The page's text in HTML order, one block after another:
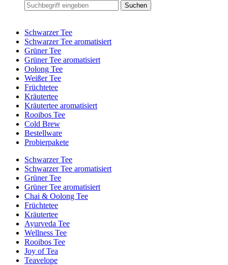
Suchen
Schwarzer Tee
Schwarzer Tee aromatisiert
Grüner Tee
Grüner Tee aromatisiert
Oolong Tee
Weißer Tee
Früchtetee
Kräutertee
Kräutertee aromatisiert
Rooibos Tee
Cold Brew
Bestellware
Probierpakete
Schwarzer Tee
Schwarzer Tee aromatisiert
Grüner Tee
Grüner Tee aromatisiert
Chai & Oolong Tee
Früchtetee
Kräutertee
Ayurveda Tee
Wellness Tee
Rooibos Tee
Joy of Tea
Teavelope